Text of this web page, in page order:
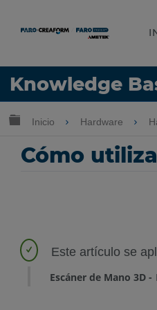
Knowledge
Idioma
Expandir/contraer
Inicio Hardware
Cómo
Escáner de Mano 3D